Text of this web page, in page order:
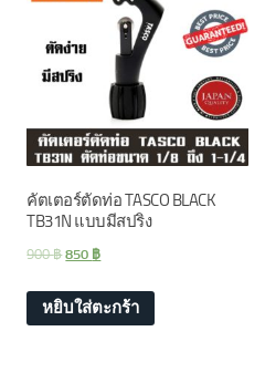
คัตเตอร์ตัดท่อ TASCO BLACK
TB31N แบบมีสปริง
900฿ 850 ฿
หยิบใส่ตะกร้า